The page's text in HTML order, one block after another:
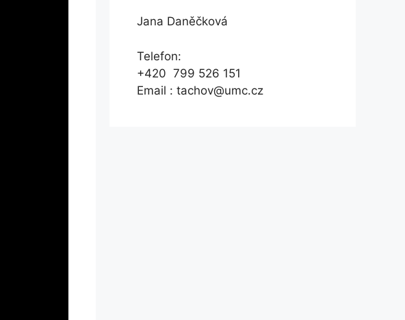
Jana Daněčková
Telefon:
+420 799 526 151
Email : tachov@umc.cz